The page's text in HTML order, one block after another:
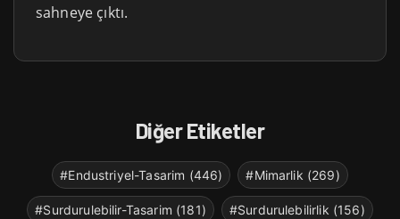
sahneye çıktı.
Diğer Etiketler
#Endustriyel-Tasarim (446) #Mimarlik (269)
#Surdurulebilir-Tasarim (181) #Surdurulebilirlik (156)